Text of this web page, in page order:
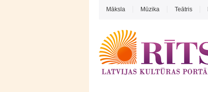
Māksla Mūzika Teātris